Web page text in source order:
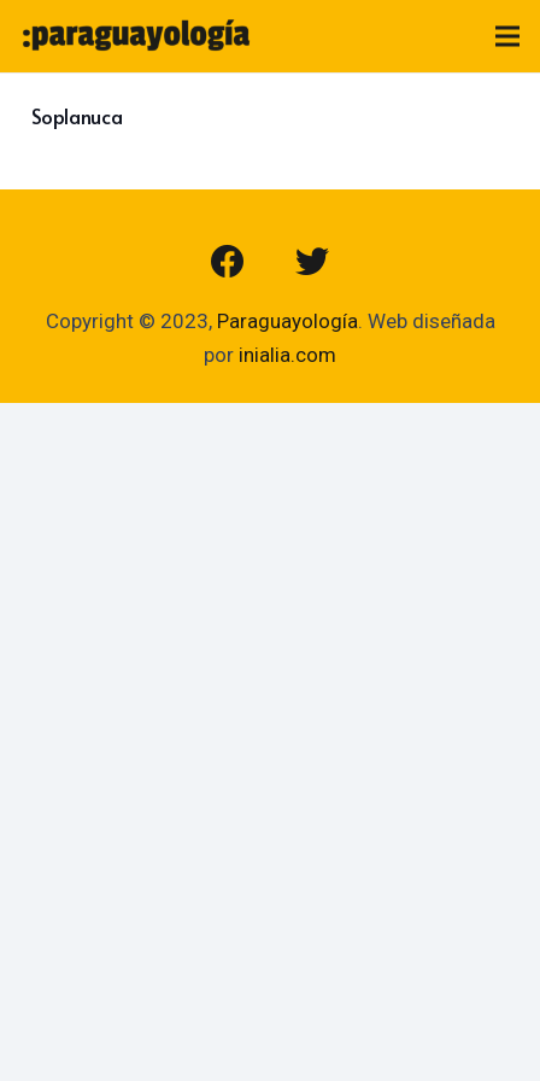
Soplanuca
Copyright © 2023, Paraguayología. Web diseñada
por inialia.com